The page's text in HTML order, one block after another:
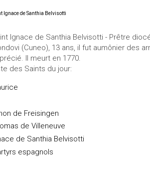
Ignace de Santhia Belvisotti
Ignace de Santhia Belvisotti - Prêtre
(Cuneo), 13 ans, il fut aumônier des
Il meurt en 1770.
des Saints du jour:
de Freisingen
de Villeneuve
de Santhia Belvisotti
espagnols